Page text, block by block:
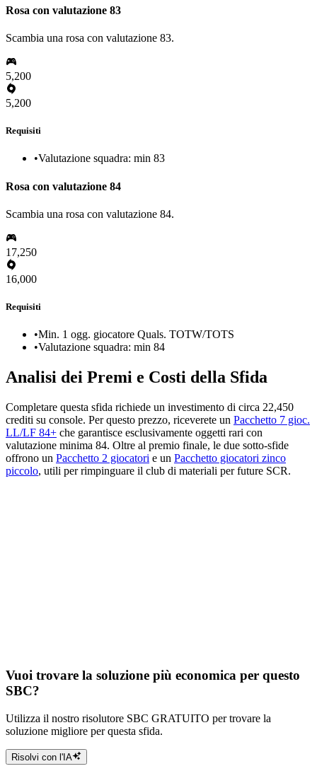
Rosa con valutazione 83
Scambia una rosa con valutazione 83.
5,200
5,200
Requisiti
•Valutazione squadra: min 83
Rosa con valutazione 84
Scambia una rosa con valutazione 84.
17,250
16,000
Requisiti
•Min. 1 ogg. giocatore Quals. TOTW/TOTS
•Valutazione squadra: min 84
Analisi dei Premi e Costi della Sfida
Completare questa sfida richiede un investimento di circa 22,450
crediti su console. Per questo prezzo, riceverete un Pacchetto 7 gioc.
LL/LF 84+ che garantisce esclusivamente oggetti rari con
valutazione minima 84. Oltre al premio finale, le due sotto-sfide
offrono un Pacchetto 2 giocatori e un Pacchetto giocatori zinco
piccolo, utili per rimpinguare il club di materiali per future SCR.
Vuoi trovare la soluzione più economica per questo
SBC?
Utilizza il nostro risolutore SBC GRATUITO per trovare la
soluzione migliore per questa sfida.
Risolvi con l'IA